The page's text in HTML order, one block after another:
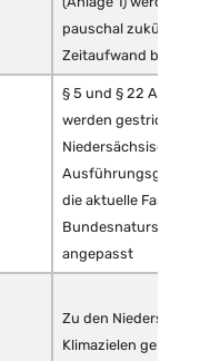
pauschal zukünftig
Zeitaufwand
§ 5 und § 22 Absatz
werden gestrichen,
Niedersächsische
Ausführungsgesetz
die aktuelle
angepasst
Zu den
Klimazielen gehört